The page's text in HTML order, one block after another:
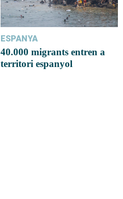
ESPANYA
40.000 migrants entren a
territori espanyol